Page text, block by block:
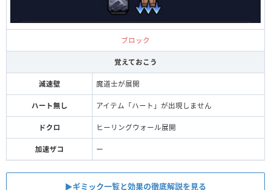
ブロック
覚えておこう
減速壁 魔道士が展開
ハート無し アイテム「ハート」が出現しません
ドクロ ヒーリングウォール展開
加速ザコ ー
▶︎ギミック一覧と効果の徹底解説を見る